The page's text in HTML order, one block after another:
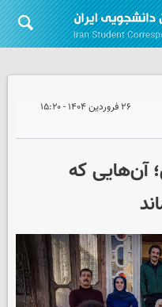
۲۶ فروردین ۱۴۰۴ - ۱۵:۲۰
آن‌هایی که